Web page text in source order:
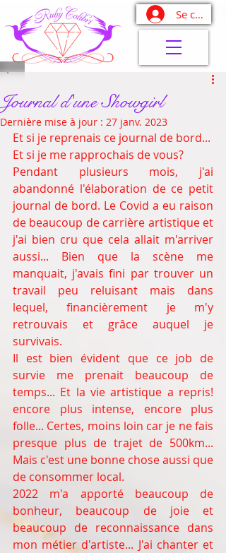
Se
Journal d'une Showgirl
Dernière mise à jour : 27 janv. 2023
Et si je reprenais ce journal de bord...
Et si je me rapprochais de vous?
Pendant plusieurs mois, j'ai
abandonné l'élaboration de ce petit
journal de bord. Le Covid a eu raison
de beaucoup de carrière artistique et
j'ai bien cru que cela allait m'arriver
aussi... Bien que la scène me
manquait, j'avais fini par trouver un
travail peu reluisant mais dans
lequel, financièrement je m'y
retrouvais et grâce auquel je
survivais.
Il est bien évident que ce job de
survie me prenait beaucoup de
temps... Et la vie artistique a repris!
encore plus intense, encore plus
folle... Certes, moins loin car je ne fais
presque plus de trajet de 500km...
Mais c'est une bonne chose aussi que
de consommer local.
2022 m'a apporté beaucoup de
bonheur, beaucoup de joie et
beaucoup de reconnaissance dans
mon métier d'artiste... J'ai chanter et